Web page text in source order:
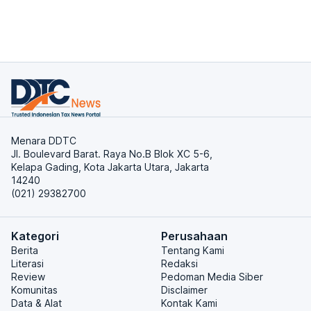
Menara DDTC
Jl. Boulevard Barat. Raya No.B Blok XC 5-6,
Kelapa Gading, Kota Jakarta Utara, Jakarta
14240
(021) 29382700
Kategori
Berita
Literasi
Review
Komunitas
Data & Alat
Perusahaan
Tentang Kami
Redaksi
Pedoman Media Siber
Disclaimer
Kontak Kami